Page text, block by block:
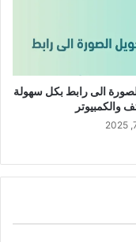
الى رابط بكل سهولة
والكمبيوتر